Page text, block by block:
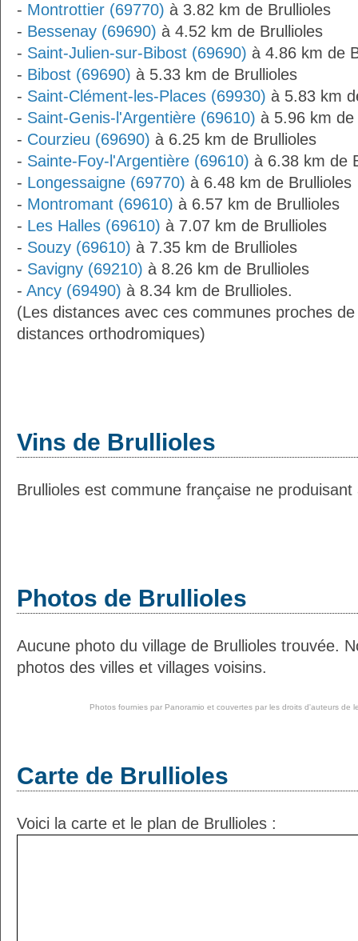
- Montrottier (69770) à 3.82 km de Brullioles
- Bessenay (69690) à 4.52 km de Brullioles
- Saint-Julien-sur-Bibost (69690) à 4.86 km de
- Bibost (69690) à 5.33 km de Brullioles
- Saint-Clément-les-Places (69930) à 5.83 km
- Saint-Genis-l'Argentière (69610) à 5.96 km de
- Courzieu (69690) à 6.25 km de Brullioles
- Sainte-Foy-l'Argentière (69610) à 6.38 km de
- Longessaigne (69770) à 6.48 km de Brullioles
- Montromant (69610) à 6.57 km de Brullioles
- Les Halles (69610) à 7.07 km de Brullioles
- Souzy (69610) à 7.35 km de Brullioles
- Savigny (69210) à 8.26 km de Brullioles
- Ancy (69490) à 8.34 km de Brullioles.
(Les distances avec ces communes proches
distances orthodromiques)
Vins de Brullioles
Brullioles est commune française ne
Photos de Brullioles
Aucune photo du village de Brullioles trouvée.
photos des villes et villages voisins.
Photos fournies par Panoramio et couvertes par les droits d'auteurs de
Carte de Brullioles
Voici la carte et le plan de Brullioles :